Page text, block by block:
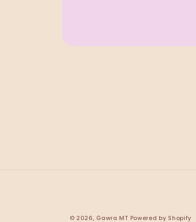
© 2026, Ġawra MT Powered by Shopify